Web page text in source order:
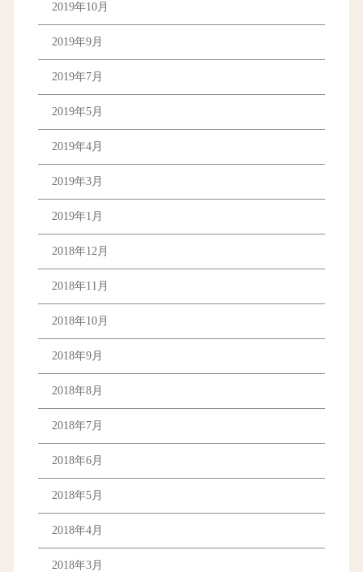
2019年10月
2019年9月
2019年7月
2019年5月
2019年4月
2019年3月
2019年1月
2018年12月
2018年11月
2018年10月
2018年9月
2018年8月
2018年7月
2018年6月
2018年5月
2018年4月
2018年3月